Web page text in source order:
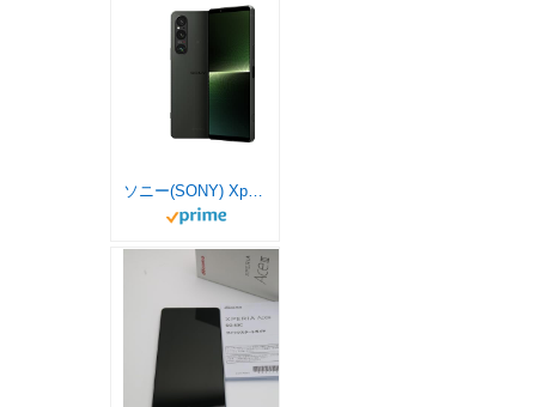
ソニー(SONY) Xperia1V / SIMフリースマホ / 【日本正規代理店品】 / 防水/防塵/Snapdragon® 8 Gen2 5G / ストレージ512GB /カーキグリーン/XQ-DQ44 G